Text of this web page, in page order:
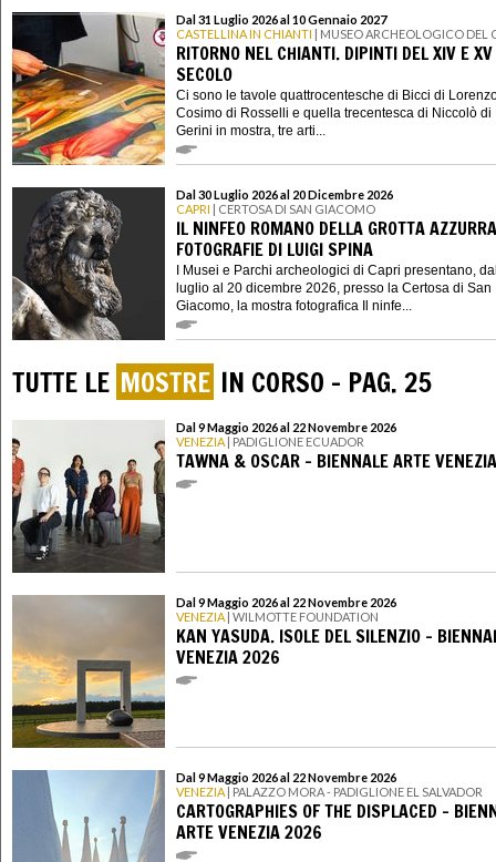
Dal 31 Luglio 2026 al 10 Gennaio 2027
CASTELLINA IN CHIANTI | MUSEO ARCHEOLOGICO DEL
RITORNO NEL CHIANTI. DIPINTI DEL XIV E XV
SECOLO
Ci sono le tavole quattrocentesche di Bicci di
Cosimo di Rosselli e quella trecentesca di Niccolò di
Gerini in mostra, tre arti...
Dal 30 Luglio 2026 al 20 Dicembre 2026
CAPRI | CERTOSA DI SAN GIACOMO
IL NINFEO ROMANO DELLA GROTTA
FOTOGRAFIE DI LUIGI SPINA
I Musei e Parchi archeologici di Capri presentano,
luglio al 20 dicembre 2026, presso la Certosa di San
Giacomo, la mostra fotografica Il ninfe...
TUTTE LE MOSTRE IN CORSO - PAG. 25
Dal 9 Maggio 2026 al 22 Novembre 2026
VENEZIA | PADIGLIONE ECUADOR
TAWNA & OSCAR - BIENNALE ARTE
Dal 9 Maggio 2026 al 22 Novembre 2026
VENEZIA | WILMOTTE FOUNDATION
KAN YASUDA. ISOLE DEL SILENZIO -
VENEZIA 2026
Dal 9 Maggio 2026 al 22 Novembre 2026
VENEZIA | PALAZZO MORA - PADIGLIONE EL SALVADOR
CARTOGRAPHIES OF THE DISPLACED -
ARTE VENEZIA 2026